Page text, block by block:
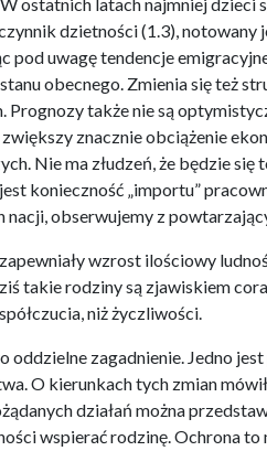
dzietności (1.3), notowany
pod uwagę tendencje
obecnego. Zmienia się też
także nie są
znacznie obciążenie
Nie ma złudzeń, że będzie się
konieczność „importu”
obserwujemy z
wzrost ilościowy
takie rodziny są zjawiskiem
niż życzliwości.
zagadnienie. Jedno
O kierunkach tych zmian
działań można
wspierać rodzinę. Ochrona